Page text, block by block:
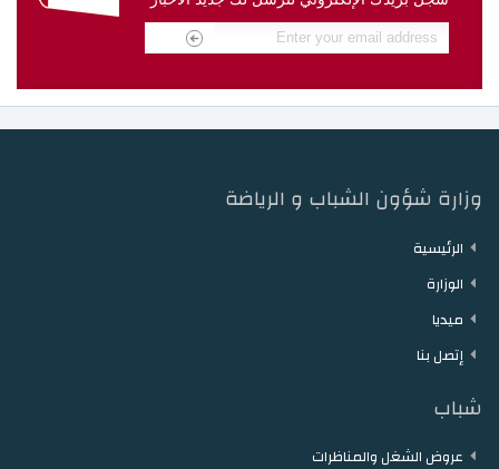
دار الشباب توزر دار الشباب دقاش دار الشباب نفطة
وزارة شؤون الشباب و الرياضة
الرئيسية
الوزارة
ميديا
إتصل بنا
شباب
عروض الشغل والمناظرات